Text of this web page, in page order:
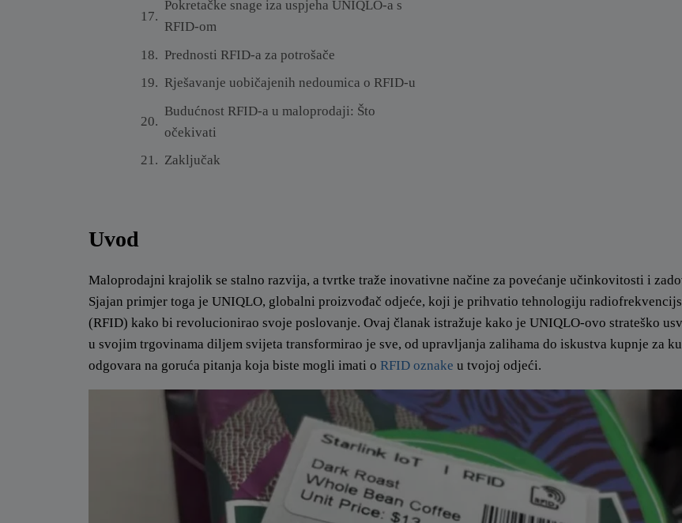
Pokretačke snage iza uspjeha UNIQLO-a s
RFID-om
Prednosti RFID-a za potrošače
Rješavanje uobičajenih nedoumica o RFID-u
Budućnost RFID-a u maloprodaji: Što
očekivati
Zaključak
Uvod
Maloprodajni krajolik se stalno razvija, a tvrtke traže inovativne načine za povećanje učinkovitosti i
Sjajan primjer toga je UNIQLO, globalni proizvođač odjeće, koji je prihvatio tehnologiju
(RFID) kako bi revolucionirao svoje poslovanje. Ovaj članak istražuje kako je UNIQLO-ovo strateško
u svojim trgovinama diljem svijeta transformirao je sve, od upravljanja zalihama do iskustva kupnje za
odgovara na goruća pitanja koja biste mogli imati o RFID oznake u tvojoj odjeći.